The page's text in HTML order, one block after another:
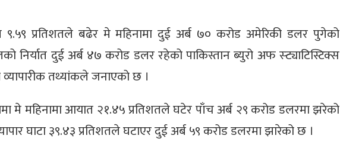
९.५९ प्रतिशतले बढेर मे महिनामा दुई अर्ब ७० करोड अमेरिकी डलर पुगेको
निर्यात दुई अर्ब ४७ करोड डलर रहेको पाकिस्तान ब्युरो अफ स्ट्याटिस्टिक्स
तथ्यांकले जनाएको छ ।
मे महिनामा आयात २१.४५ प्रतिशतले घटेर पाँच अर्ब २९ करोड डलरमा झरेको
घाटा ३९.४३ प्रतिशतले घटाएर दुई अर्ब ५९ करोड डलरमा झारेको छ ।